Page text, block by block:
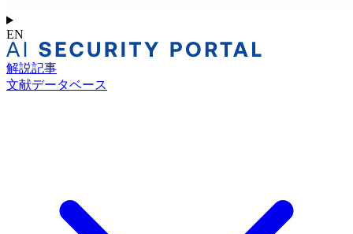
EN
解説記事
文献データベース